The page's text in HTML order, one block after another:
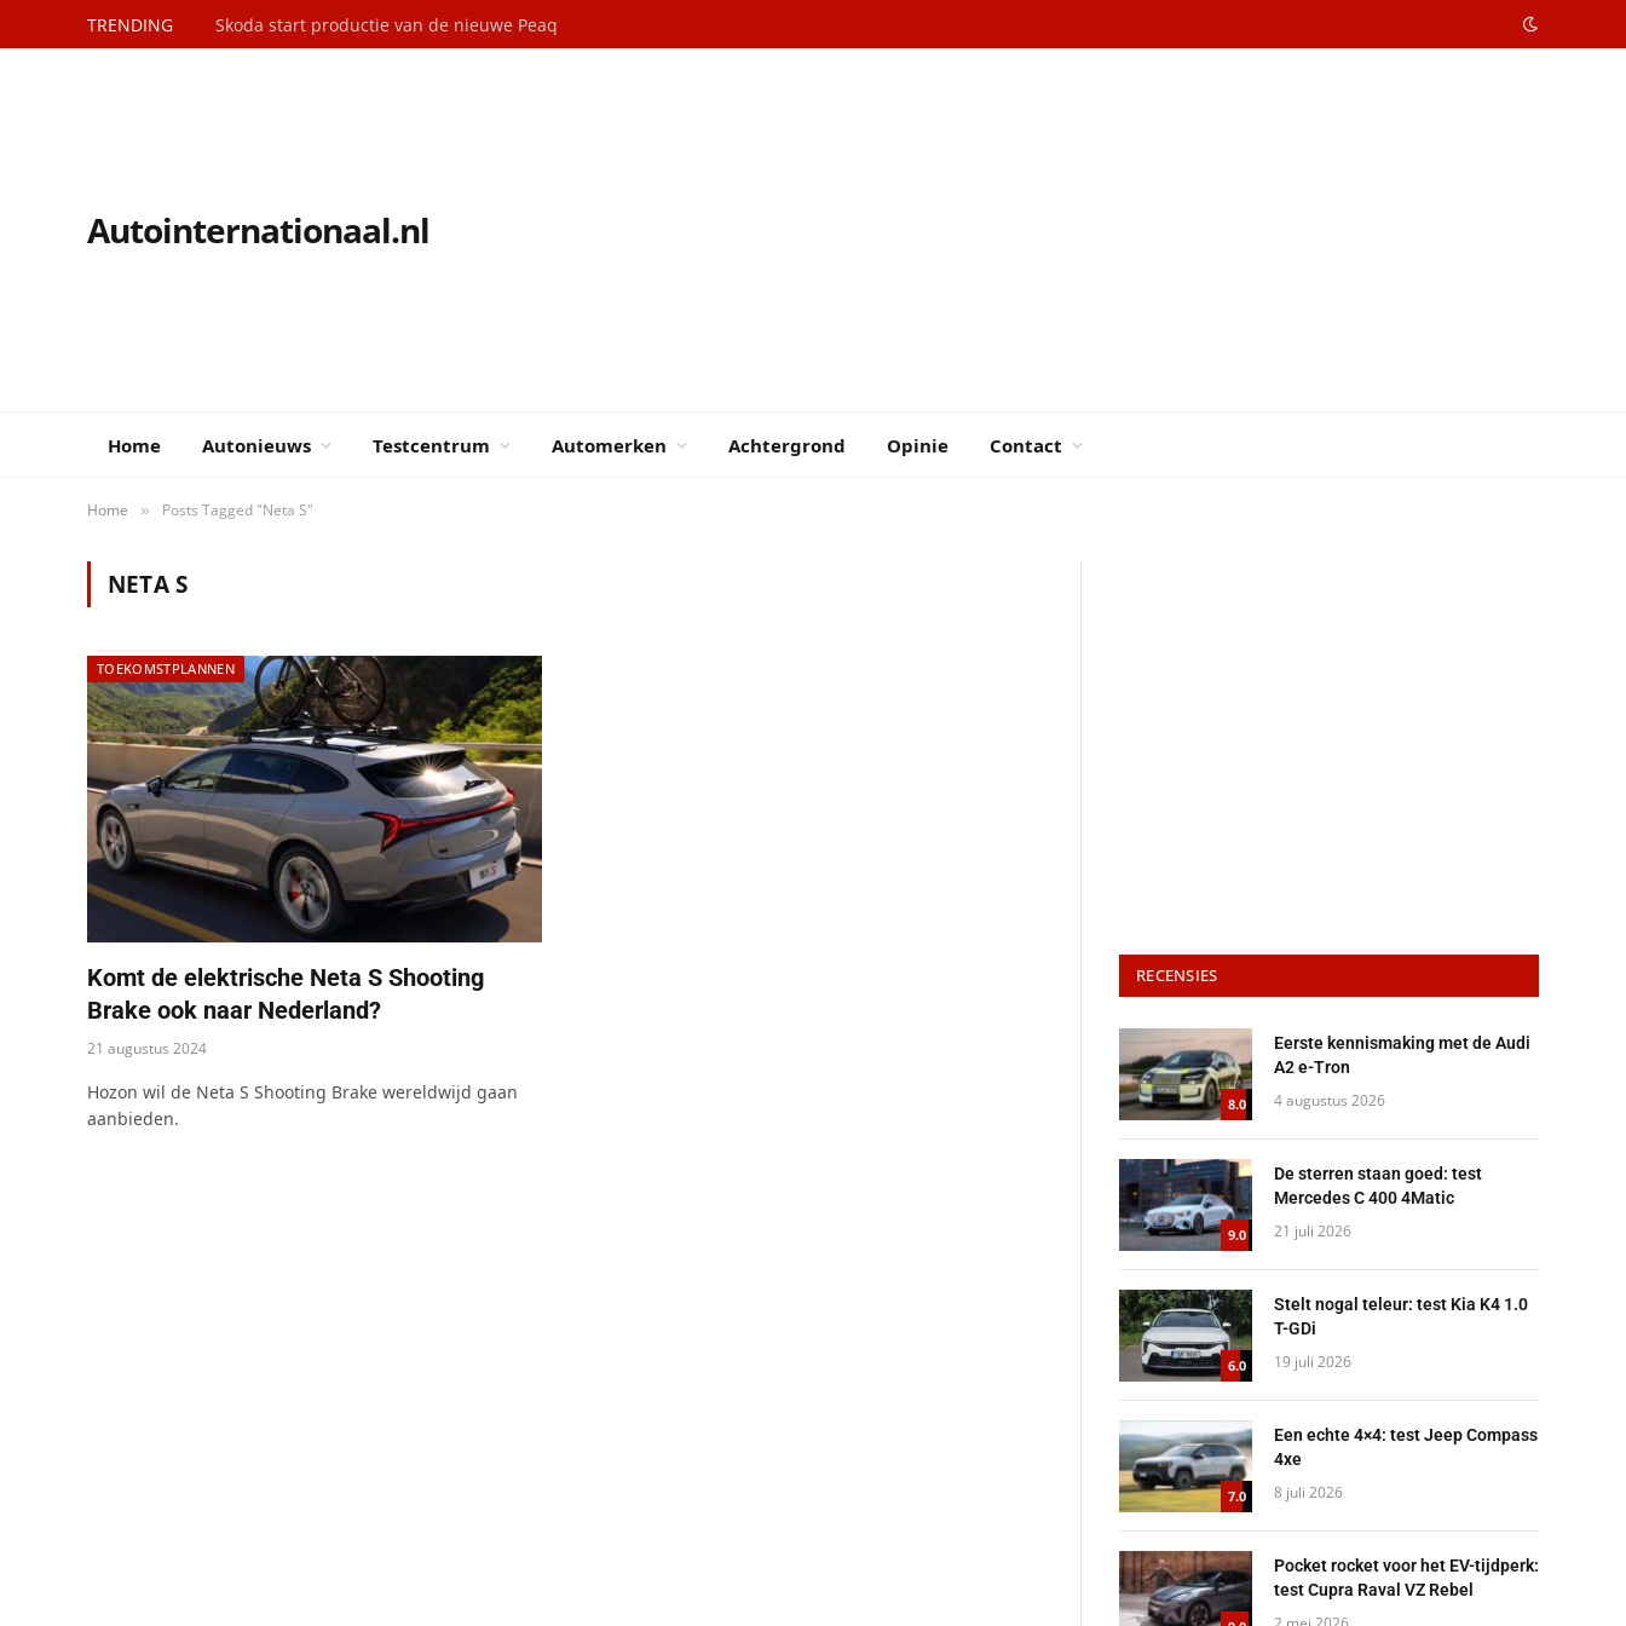
TRENDING Skoda start productie van de nieuwe Peaq
Autointernationaal.nl
Home Autonieuws Testcentrum Automerken Achtergrond Opinie Contact
Home » Posts Tagged "Neta S"
NETA S
TOEKOMSTPLANNEN
Komt de elektrische Neta S Shooting
Brake ook naar Nederland?
21 augustus 2024
Hozon wil de Neta S Shooting Brake wereldwijd gaan
aanbieden.
RECENSIES
8.0
Eerste kennismaking met de Audi
A2 e-Tron
4 augustus 2026
9.0
De sterren staan goed: test
Mercedes C 400 4Matic
21 juli 2026
6.0
Stelt nogal teleur: test Kia K4 1.0
T-GDi
19 juli 2026
7.0
Een echte 4×4: test Jeep Compass
4xe
8 juli 2026
Pocket rocket voor het EV-tijdperk:
test Cupra Raval VZ Rebel